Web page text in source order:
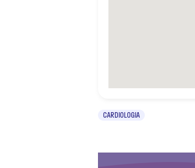
CARDIOLOGIA